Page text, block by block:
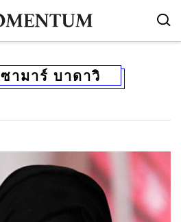
ซามาร์ บาดาวิ